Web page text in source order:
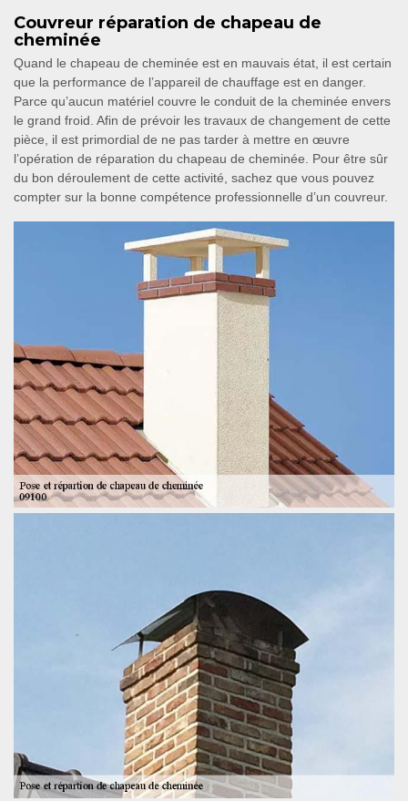
Couvreur réparation de chapeau de
cheminée
Quand le chapeau de cheminée est en mauvais état, il est certain
que la performance de l’appareil de chauffage est en danger.
Parce qu’aucun matériel couvre le conduit de la cheminée envers
le grand froid. Afin de prévoir les travaux de changement de cette
pièce, il est primordial de ne pas tarder à mettre en œuvre
l’opération de réparation du chapeau de cheminée. Pour être sûr
du bon déroulement de cette activité, sachez que vous pouvez
compter sur la bonne compétence professionnelle d’un couvreur.